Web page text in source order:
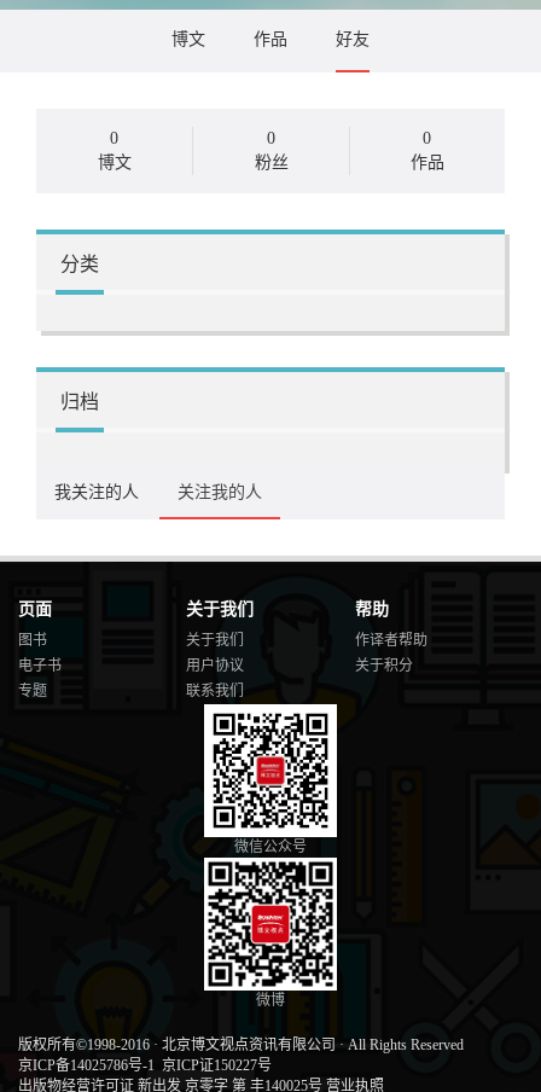
博文 作品 好友
0
博文
0
粉丝
0
作品
分类
归档
我关注的人 关注我的人
页面
图书
电子书
专题
关于我们
关于我们
用户协议
联系我们
帮助
作译者帮助
关于积分
微信公众号
微博
版权所有©1998-2016 · 北京博文视点资讯有限公司 · All Rights Reserved
京ICP备14025786号-1 京ICP证150227号
出版物经营许可证 新出发 京零字 第 丰140025号 营业执照